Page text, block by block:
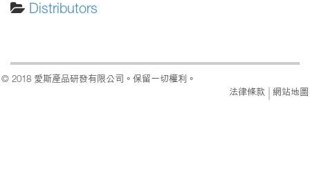
Distributors
© 2018 愛斯產品研發有限公司。保留一切權利。
法律條款
網站地圖